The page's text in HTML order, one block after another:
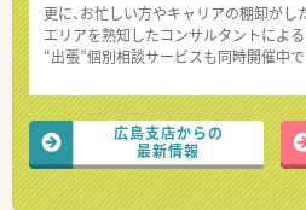
更に、お忙しい方やキャリアの棚卸がし
エリアを熟知したコンサルタントによる
“出張”個別相談サービスも同時開催中で
広島支店からの
最新情報